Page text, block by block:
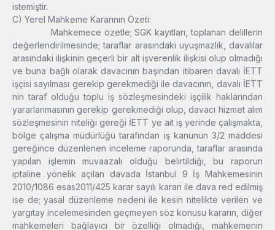
istemiştir.
C) Yerel Mahkeme Kararının Özeti:
Mahkemece özetle; SGK kayıtları, toplanan delillerin
değerlendirilmesinde; taraflar arasındaki uyuşmazlık, davalılar
arasındaki ilişkinin geçerli bir alt işverenlik ilişkisi olup olmadığı
ve buna bağlı olarak davacının başından itibaren davalı İETT
işçisi sayılması gerekip gerekmediği ile davacının, davalı İETT
nin taraf olduğu toplu iş sözleşmesindeki işçilik haklarından
yararlanmasının gerekip gerekmediği olup, davacı hizmet alım
sözleşmesinin niteliği gereği İETT ye ait iş yerinde çalışmakta,
bölge çalışma müdürlüğü tarafından iş kanunun 3/2 maddesi
gereğince düzenlenen inceleme raporunda, taraflar arasında
yapılan işlemin muvaazalı olduğu belirtildiği, bu raporun
iptaline yönelik açılan davada İstanbul 9 İş Mahkemesinin
2010/1086 esas2011/425 karar sayılı kararı ile dava red edilmiş
ise de; yasal düzenleme nedeni ile kesin nitelikte verilen ve
yargıtay incelemesinden geçmeyen söz konusu kararın, diğer
mahkemeleri bağlayıcı bir özelliği olmadığı, mahkemenin